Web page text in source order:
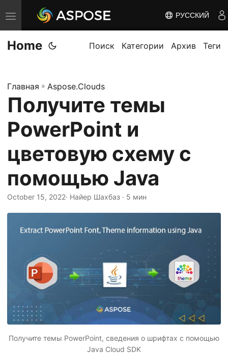
П
е
р
л
ю
и
ь
н
а
в
РУССКИЙ
Home Поиск Категории Архив Теги
Главная » Aspose.Clouds
Получите темы
PowerPoint и
цветовую схему с
помощью Java
October 15, 2022· Найер Шахбаз · 5 мин
Получите темы PowerPoint, сведения о шрифтах с помощью
Java Cloud SDK